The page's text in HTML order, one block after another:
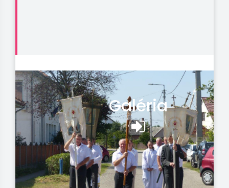
Galéria